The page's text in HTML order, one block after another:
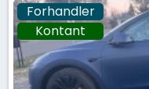
Kontant
Forhandler